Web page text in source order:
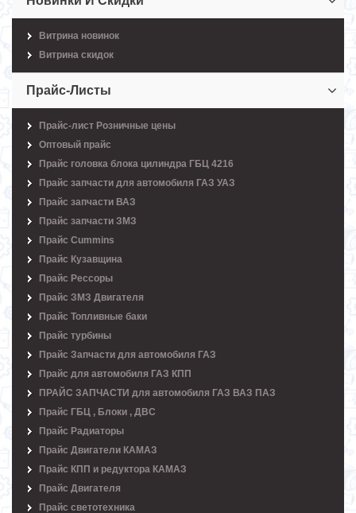
Витрина новинок
Витрина скидок
Прайс-Листы
Прайс-лист Розничные цены
Оптовый прайс
Прайс головка блока цилиндра ГБЦ 4216
Прайс запчасти для автомобиля ГАЗ УАЗ
Прайс запчасти ВАЗ
Прайс запчасти ЗМЗ
Прайс Cummins
Прайс Кузавщина
Прайс Рессоры
Прайс ЗМЗ Двигателя
Прайс Топливные баки
Прайс турбины
Прайс Запчасти для автомобиля ГАЗ
Прайс для автомобиля ГАЗ КПП
ПРАЙС ЗАПЧАСТИ для автомобиля ГАЗ ВАЗ ПАЗ
Прайс ГБЦ , Блоки , ДВС
Прайс Радиаторы
Прайс Двигатели КАМАЗ
Прайс КПП и редуктора КАМАЗ
Прайс Двигателя
Прайс светотехника